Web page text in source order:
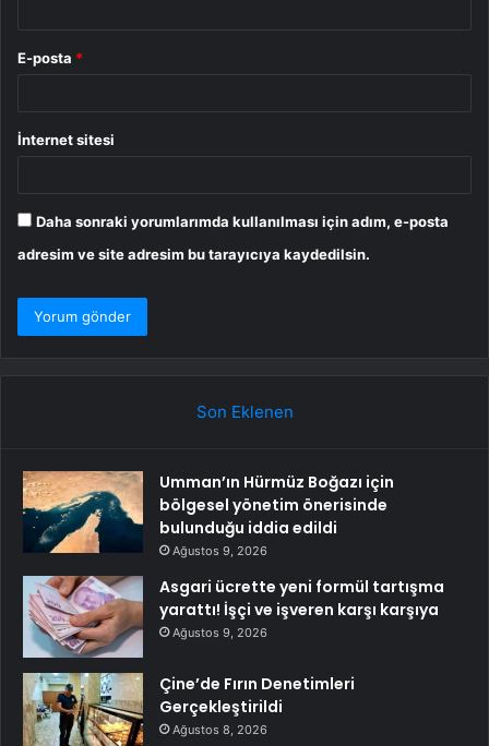
E-posta *
İnternet sitesi
Daha sonraki yorumlarımda kullanılması için adım, e-posta
adresim ve site adresim bu tarayıcıya kaydedilsin.
Son Eklenen
Umman’ın Hürmüz Boğazı için
bölgesel yönetim önerisinde
bulunduğu iddia edildi
Ağustos 9, 2026
Asgari ücrette yeni formül tartışma
yarattı! İşçi ve işveren karşı karşıya
Ağustos 9, 2026
Çine’de Fırın Denetimleri
Gerçekleştirildi
Ağustos 8, 2026